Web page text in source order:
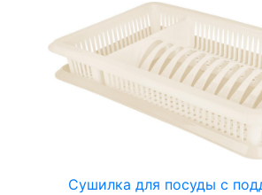
Сушилка для посуды с